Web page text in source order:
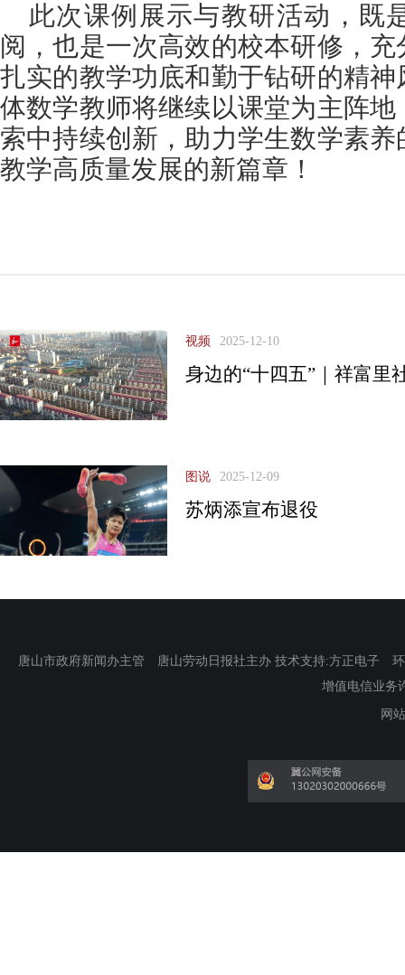
此次课例展示与教研活动，既
阅，也是一次高效的校本研修，
扎实的教学功底和勤于钻研的精
体数学教师将继续以课堂为主阵
索中持续创新，助力学生数学素
教学高质量发展的新篇章！
视频 2025-12-10
身边的“十四五”｜祥富里
图说 2025-12-09
苏炳添宣布退役
唐山市政府新闻办主管 唐山劳动日报社主办 技术支持:方正电子
增值电信业务
网